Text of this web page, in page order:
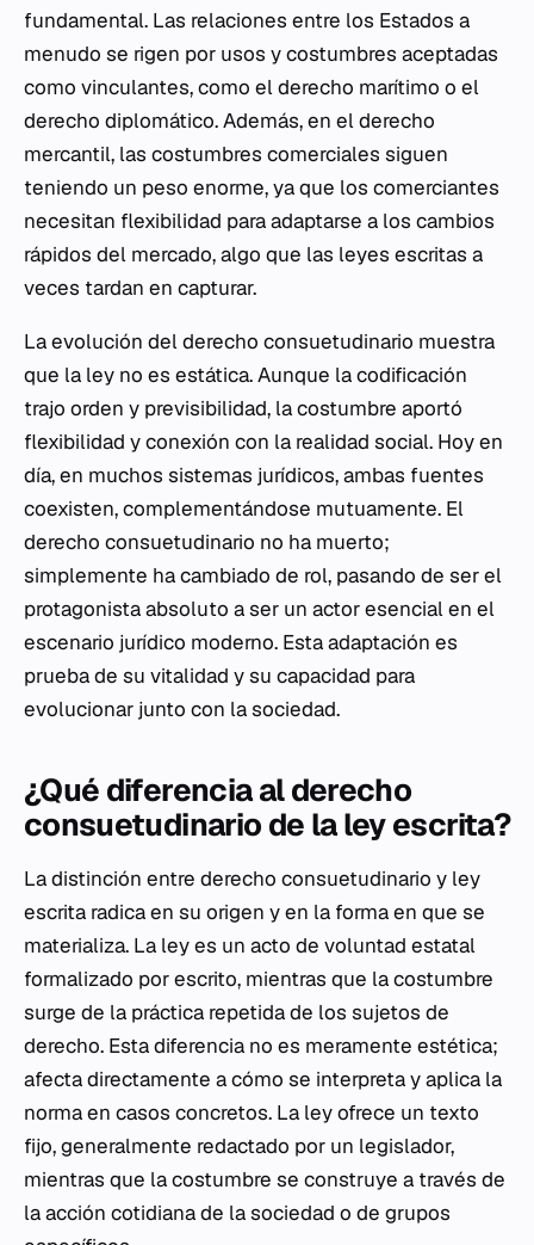
fundamental. Las relaciones entre los Estados a
menudo se rigen por usos y costumbres aceptadas
como vinculantes, como el derecho marítimo o el
derecho diplomático. Además, en el derecho
mercantil, las costumbres comerciales siguen
teniendo un peso enorme, ya que los comerciantes
necesitan flexibilidad para adaptarse a los cambios
rápidos del mercado, algo que las leyes escritas a
veces tardan en capturar.
La evolución del derecho consuetudinario muestra
que la ley no es estática. Aunque la codificación
trajo orden y previsibilidad, la costumbre aportó
flexibilidad y conexión con la realidad social. Hoy en
día, en muchos sistemas jurídicos, ambas fuentes
coexisten, complementándose mutuamente. El
derecho consuetudinario no ha muerto;
simplemente ha cambiado de rol, pasando de ser el
protagonista absoluto a ser un actor esencial en el
escenario jurídico moderno. Esta adaptación es
prueba de su vitalidad y su capacidad para
evolucionar junto con la sociedad.
¿Qué diferencia al derecho
consuetudinario de la ley escrita?
La distinción entre derecho consuetudinario y ley
escrita radica en su origen y en la forma en que se
materializa. La ley es un acto de voluntad estatal
formalizado por escrito, mientras que la costumbre
surge de la práctica repetida de los sujetos de
derecho. Esta diferencia no es meramente estética;
afecta directamente a cómo se interpreta y aplica la
norma en casos concretos. La ley ofrece un texto
fijo, generalmente redactado por un legislador,
mientras que la costumbre se construye a través de
la acción cotidiana de la sociedad o de grupos